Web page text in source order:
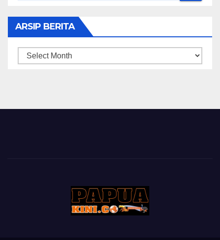
ARSIP BERITA
ARSIP